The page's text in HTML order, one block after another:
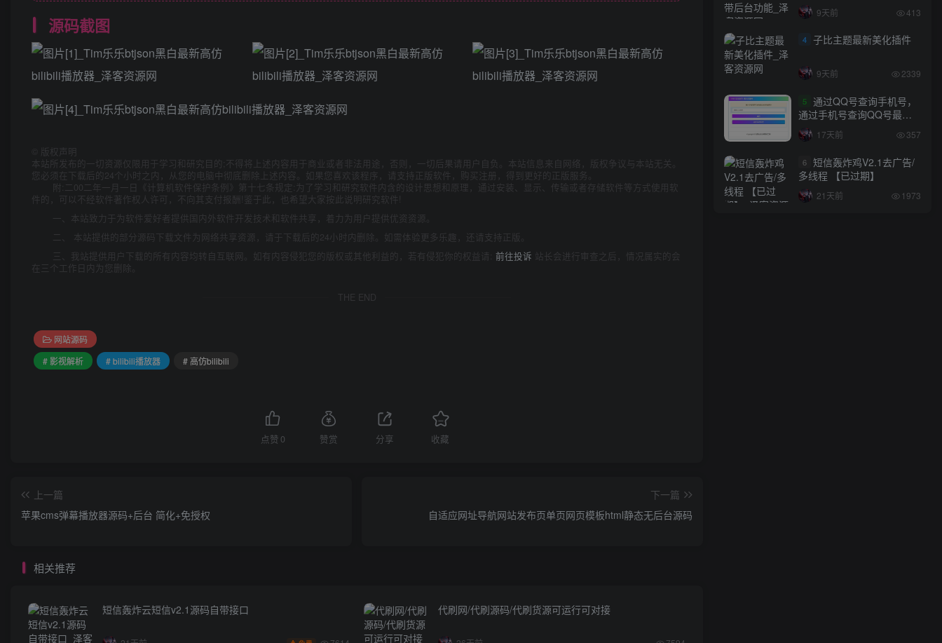
源码截图
版权声明
本站所发布的一切资源仅限用于学习和研究目的;不得将上述内容用于商业或者非法用途，否则，一切后果请用户自负。本站信息来自网络，版权争议与本站无关。
您必须在下载后的24个小时之内，从您的电脑中彻底删除上述内容。如果您喜欢该程序，请支持正版软件，购买注册，得到更好的正版服务。
附:二00二年一月一日《计算机软件保护条例》第十七条规定:为了学习和研究软件内含的设计思想和原理，通过安装、显示、传输或者存储软件等方式使用软
件的，可以不经软件著作权人许可，不向其支付报酬!鉴于此，也希望大家按此说明研究软件!
一、本站致力于为软件爱好者提供国内外软件开发技术和软件共享，着力为用户提供优资资源。
二、 本站提供的部分源码下载文件为网络共享资源，请于下载后的24小时内删除。如需体验更多乐趣，还请支持正版。
三、我站提供用户下载的所有内容均转自互联网。如有内容侵犯您的版权或其他利益的，若有侵犯你的权益请: 前往投诉 站长会进行审查之后，情况属实的会
在三个工作日内为您删除。
THE END
网站源码
# 影视解析
# bilibili播放器 # 高仿bilibili
点赞 0 赞赏 分享 收藏
上一篇
苹果cms弹幕播放器源码+后台 简化+免授权
下一篇
自适应网址导航网站发布页单页网页模板html静态无后台源码
相关推荐
短信轰炸云短信v2.1源码自带接口 代刷网/代刷源码/代刷货源可运行可对接
9天前 413
4 子比主题最新美化插件
9天前 2339
5 通过QQ号查询手机号，
通过手机号查询QQ号最新
网站源码
17天前 357
6 短信轰炸鸡V2.1去广告/
多线程 【已过期】
21天前 1973